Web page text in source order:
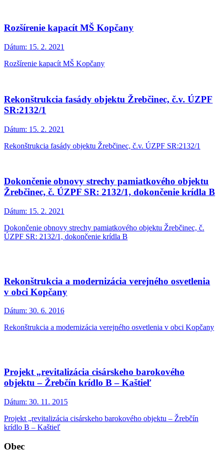
Rozšírenie kapacít MŠ Kopčany
Dátum: 15. 2. 2021
Rozšírenie kapacít MŠ Kopčany
Rekonštrukcia fasády objektu Žrebčinec, č.v. ÚZPF
SR:2132/1
Dátum: 15. 2. 2021
Rekonštrukcia fasády objektu Žrebčinec, č.v. ÚZPF SR:2132/1
Dokončenie obnovy strechy pamiatkového objektu
Žrebčinec, č. ÚZPF SR: 2132/1, dokončenie krídla B
Dátum: 15. 2. 2021
Dokončenie obnovy strechy pamiatkového objektu Žrebčinec, č.
ÚZPF SR: 2132/1, dokončenie krídla B
Rekonštrukcia a modernizácia verejného osvetlenia
v obci Kopčany
Dátum: 30. 6. 2016
Rekonštrukcia a modernizácia verejného osvetlenia v obci Kopčany
Projekt „revitalizácia cisárskeho barokového
objektu – Žrebčín krídlo B – Kaštieľ
Dátum: 30. 11. 2015
Projekt „revitalizácia cisárskeho barokového objektu – Žrebčín
krídlo B – Kaštieľ
Obec